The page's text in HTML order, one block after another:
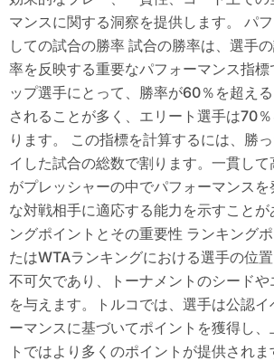
マンスに関する洞察を提供します。 パ
しての試合の勝率 試合の勝率は、選手
率を反映する重要なパフォーマンス指標
ップ選手にとって、勝率が60％を超え
されることが多く、エリート選手は70
ります。 この指標を計算するには、勝
イした試合の総数で割ります。一貫し
がプレッシャーの中でパフォーマンスを
な対戦相手に適応する能力を示すことが
ングポイントとその重要性 ランキング
たはWTAランキングにおける選手の位
不可欠であり、トーナメントのシード
を与えます。トルコでは、選手は公認
ーマンスに基づいてポイントを獲得し
トではより多くのポイントが提供され